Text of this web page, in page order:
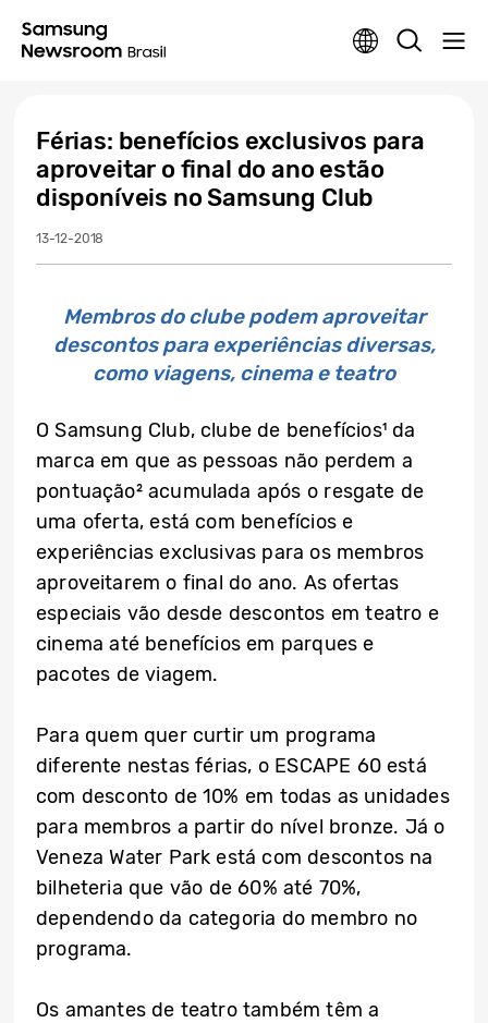
Férias: benefícios exclusivos para
aproveitar o final do ano estão
disponíveis no Samsung Club
13-12-2018
Membros do clube podem aproveitar
descontos para experiências diversas,
como viagens, cinema e teatro
O Samsung Club, clube de benefícios¹ da
marca em que as pessoas não perdem a
pontuação² acumulada após o resgate de
uma oferta, está com benefícios e
experiências exclusivas para os membros
aproveitarem o final do ano. As ofertas
especiais vão desde descontos em teatro e
cinema até benefícios em parques e
pacotes de viagem.
Para quem quer curtir um programa
diferente nestas férias, o ESCAPE 60 está
com desconto de 10% em todas as unidades
para membros a partir do nível bronze. Já o
Veneza Water Park está com descontos na
bilheteria que vão de 60% até 70%,
dependendo da categoria do membro no
programa.
Os amantes de teatro também têm a